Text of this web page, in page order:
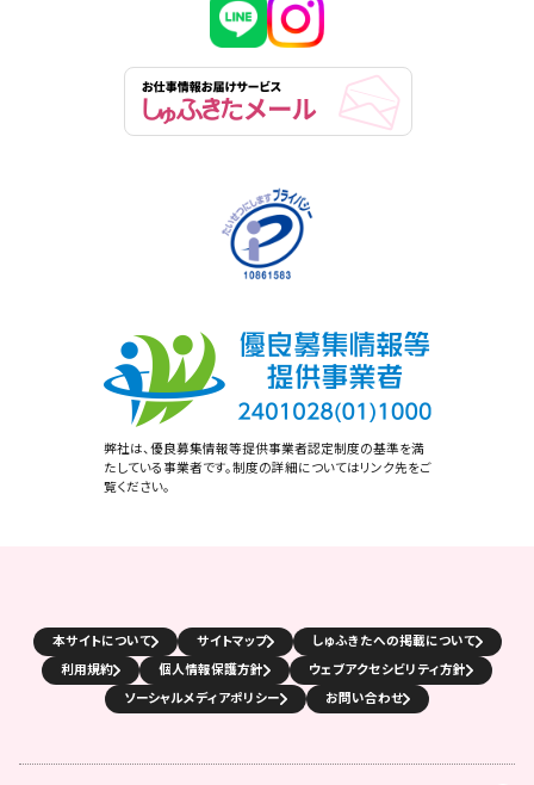
弊社は、優良募集情報等提供事業者認定制度の基準を満
たしている事業者です。制度の詳細についてはリンク先をご
覧ください。
本サイトについて サイトマップ
しゅふきたへの掲載について
利用規約
個人情報保護方針
ウェブアクセシビリティ方針
ソーシャルメディアポリシー
お問い合わせ